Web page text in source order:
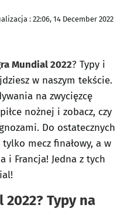
: 22:06, 14 December 2022
Mundial 2022? Typy i
w naszym tekście.
na zwycięzcę
nożnej i zobacz, czy
Do ostatecznych
mecz finałowy, a w
i Francja! Jedna z tych
Typy na